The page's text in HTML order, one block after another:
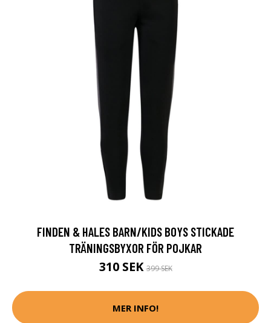
FINDEN & HALES BARN/KIDS BOYS STICKADE
TRÄNINGSBYXOR FÖR POJKAR
310 SEK399 SEK
MER INFO!